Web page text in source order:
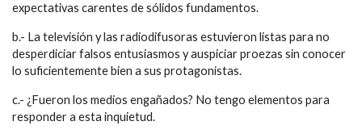
expectativas carentes de sólidos fundamentos.
b.- La televisión y las radiodifusoras estuvieron listas para no
desperdiciar falsos entusiasmos y auspiciar proezas sin conocer
lo suficientemente bien a sus protagonistas.
c.- ¿Fueron los medios engañados? No tengo elementos para
responder a esta inquietud.